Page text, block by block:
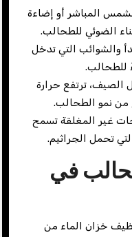
المباشر أو إضاءة
الضوئي للطحالب.
والشوائب التي تدخل
للطحالب.
الصيف، ترتفع حرارة
من نمو الطحالب.
غير المغلقة تسمح
تحمل الجراثيم.
في
خزان الماء من